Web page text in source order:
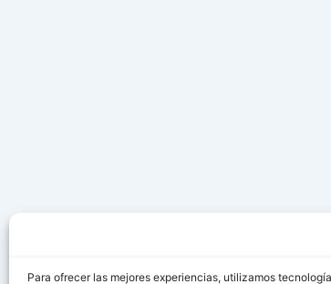
Para ofrecer las mejores experiencias, utilizamos